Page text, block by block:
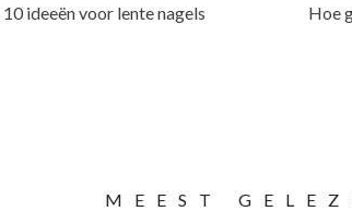
10 ideeën voor lente nagels Hoe
MEEST